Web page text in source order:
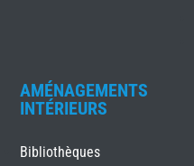
AMÉNAGEMENTS
INTÉRIEURS
Bibliothèques